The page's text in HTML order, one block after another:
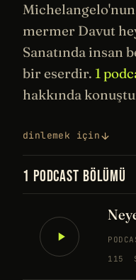
Michelangelo
mermer Davut
Sanatında insan
bir eserdir. 1
hakkında
dinlemek için
1 PODCAST BÖLÜMÜ
115